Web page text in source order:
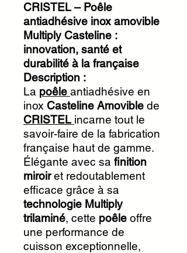
CRISTEL – Poêle
antiadhésive inox amovible
Multiply Casteline :
innovation, santé et
durabilité à la française
Description :
La poêle antiadhésive en
inox Casteline Amovible de
CRISTEL incarne tout le
savoir-faire de la fabrication
française haut de gamme.
Élégante avec sa finition
miroiret redoutablement
efficace grâce à sa
technologie Multiply
trilaminé, cette poêle offre
une performance de
cuisson exceptionnelle,